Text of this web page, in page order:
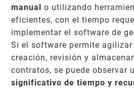
manualo utilizando
eficientes, con el tiempo
implementar el software de
Si el software permite
creación, revisión y
contratos, se puede observar
significativo de tiempo y